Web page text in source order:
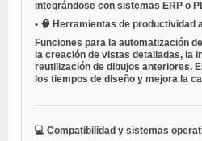
integrándose con sistemas ERP o
• 🧠 Herramientas de productividad
Funciones para la automatización
la creación de vistas detalladas, la
reutilización de dibujos anteriores.
los tiempos de diseño y mejora la
💻 Compatibilidad y sistemas